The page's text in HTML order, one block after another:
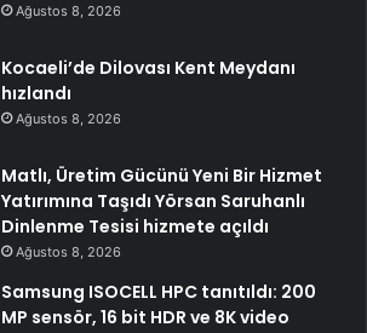
Ağustos 8, 2026
Kocaeli’de Dilovası Kent Meydanı
hızlandı
Ağustos 8, 2026
Matlı, Üretim Gücünü Yeni Bir Hizmet
Yatırımına Taşıdı Yörsan Saruhanlı
Dinlenme Tesisi hizmete açıldı
Ağustos 8, 2026
Samsung ISOCELL HPC tanıtıldı: 200
MP sensör, 16 bit HDR ve 8K video